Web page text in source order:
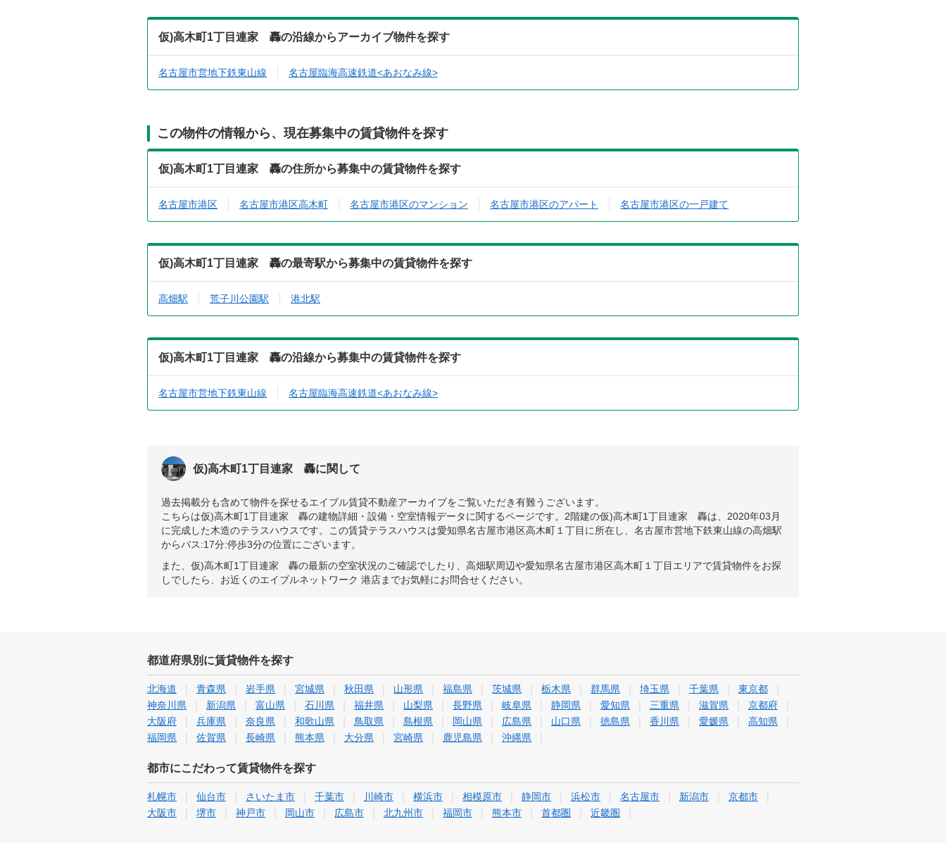
仮)高木町1丁目連家 轟の沿線からアーカイブ物件を探す
名古屋市営地下鉄東山線 名古屋臨海高速鉄道<あおなみ線>
この物件の情報から、現在募集中の賃貸物件を探す
仮)高木町1丁目連家 轟の住所から募集中の賃貸物件を探す
名古屋市港区 名古屋市港区高木町 名古屋市港区のマンション 名古屋市港区のアパート 名古屋市港区の一戸建て
仮)高木町1丁目連家 轟の最寄駅から募集中の賃貸物件を探す
高畑駅 荒子川公園駅 港北駅
仮)高木町1丁目連家 轟の沿線から募集中の賃貸物件を探す
名古屋市営地下鉄東山線 名古屋臨海高速鉄道<あおなみ線>
仮)高木町1丁目連家 轟に関して
過去掲載分も含めて物件を探せるエイブル賃貸不動産アーカイブをご覧いただき有難うございます。
こちらは仮)高木町1丁目連家 轟の建物詳細・設備・空室情報データに関するページです。2階建の仮)高木町1丁目連家 轟は、2020年03月
に完成した木造のテラスハウスです。この賃貸テラスハウスは愛知県名古屋市港区高木町１丁目に所在し、名古屋市営地下鉄東山線の高畑駅
からバス:17分:停歩3分の位置にございます。
また、仮)高木町1丁目連家 轟の最新の空室状況のご確認でしたり、高畑駅周辺や愛知県名古屋市港区高木町１丁目エリアで賃貸物件をお探
しでしたら、お近くのエイブルネットワーク 港店までお気軽にお問合せください。
都道府県別に賃貸物件を探す
北海道 青森県 岩手県 宮城県 秋田県 山形県 福島県 茨城県 栃木県 群馬県 埼玉県 千葉県
東京都
神奈川県
新潟県 富山県 石川県 福井県 山梨県 長野県 岐阜県 静岡県 愛知県 三重県 滋賀県
京都府
大阪府
兵庫県 奈良県 和歌山県 鳥取県 島根県 岡山県 広島県 山口県 徳島県 香川県 愛媛県
高知県
福岡県
佐賀県 長崎県 熊本県 大分県 宮崎県 鹿児島県 沖縄県
都市にこだわって賃貸物件を探す
札幌市 仙台市 さいたま市 千葉市 川崎市 横浜市 相模原市 静岡市 浜松市 名古屋市 新潟市
京都市
大阪市
堺市 神戸市 岡山市 広島市 北九州市 福岡市 熊本市 首都圏 近畿圏